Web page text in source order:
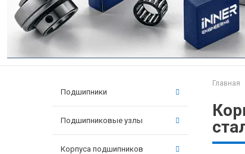
Подшипники
Подшипниковые узлы
Корпуса подшипников
Главная